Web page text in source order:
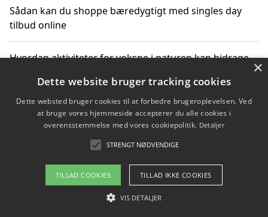
Sådan kan du shoppe bæredygtigt med singles day
tilbud online
Hvordan aktiviteter for voksne i naturen kan bidrage
Sådan planlægger du dine vigtige datoer for CO2-
reduktion
Copyright 2026 - Pilanto Aps
Om / kontakt
×
Dette website bruger tracking cookies
Dette websted bruger cookies til at forbedre brugeroplevelsen. Ved
at bruge vores hjemmeside accepterer du alle cookies i
overensstemmelse med vores cookiepolitik. Detaljer
STRENGT NØDVENDIGE
TILLAD COOKIES TILLAD IKKE COOKIES
VIS DETALJER